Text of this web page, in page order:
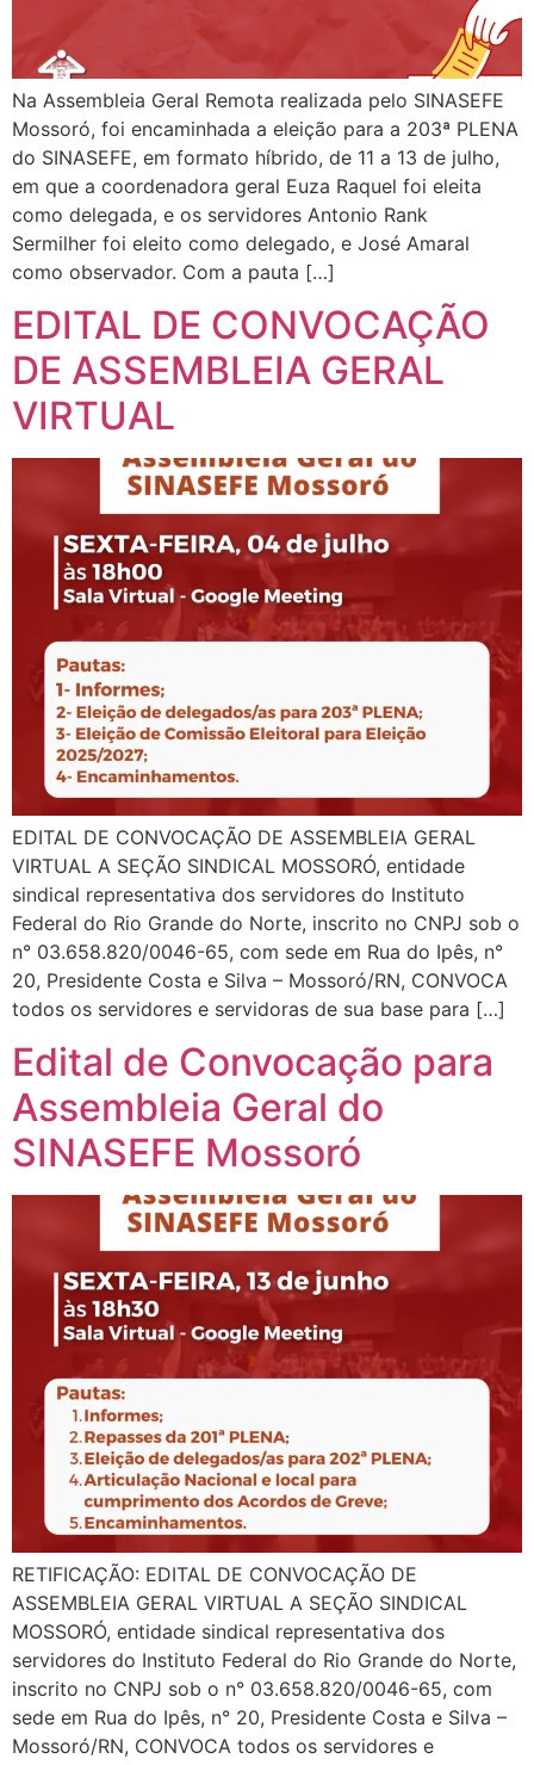
Na Assembleia Geral Remota realizada pelo SINASEFE
Mossoró, foi encaminhada a eleição para a 203ª PLENA
do SINASEFE, em formato híbrido, de 11 a 13 de julho,
em que a coordenadora geral Euza Raquel foi eleita
como delegada, e os servidores Antonio Rank
Sermilher foi eleito como delegado, e José Amaral
como observador. Com a pauta […]
EDITAL DE CONVOCAÇÃO
DE ASSEMBLEIA GERAL
VIRTUAL
EDITAL DE CONVOCAÇÃO DE ASSEMBLEIA GERAL
VIRTUAL A SEÇÃO SINDICAL MOSSORÓ, entidade
sindical representativa dos servidores do Instituto
Federal do Rio Grande do Norte, inscrito no CNPJ sob o
n° 03.658.820/0046-65, com sede em Rua do Ipês, n°
20, Presidente Costa e Silva – Mossoró/RN, CONVOCA
todos os servidores e servidoras de sua base para […]
Edital de Convocação para
Assembleia Geral do
SINASEFE Mossoró
RETIFICAÇÃO: EDITAL DE CONVOCAÇÃO DE
ASSEMBLEIA GERAL VIRTUAL A SEÇÃO SINDICAL
MOSSORÓ, entidade sindical representativa dos
servidores do Instituto Federal do Rio Grande do Norte,
inscrito no CNPJ sob o n° 03.658.820/0046-65, com
sede em Rua do Ipês, n° 20, Presidente Costa e Silva –
Mossoró/RN, CONVOCA todos os servidores e